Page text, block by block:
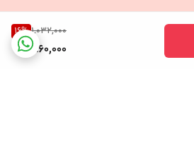
1,032,000
16%
860,000